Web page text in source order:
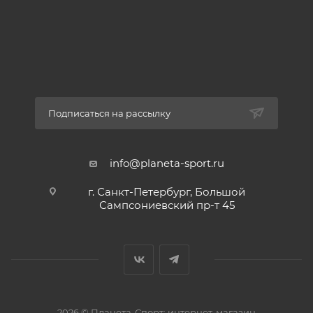
Подошва: термоэластопласт.
Произведены в России.
Подписаться на рассылку
info@planeta-sport.ru
г. Санкт-Петербург, Большой
Сампсониевский пр-т 45